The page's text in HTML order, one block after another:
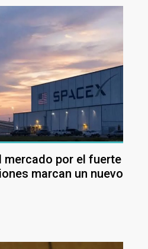
mercado por el fuerte
marcan un nuevo